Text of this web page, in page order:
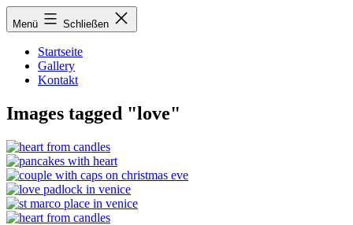
Zum
Inhalt
Menü Schließen
Startseite
Gallery
Kontakt
Images tagged "love"